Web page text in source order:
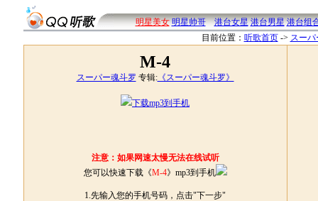
明星美女 明星帅哥 港台女星 港台男星 港台组
目前位置： 听歌首页 -> スー
M-4
スーパー魂斗罗 专辑:《スーパー魂斗罗》
下载mp3到手机
注意：如果网速太慢无法在线试听
您可以快速下载《M-4》mp3到手机
1.先输入您的手机号码，点击"下一步"